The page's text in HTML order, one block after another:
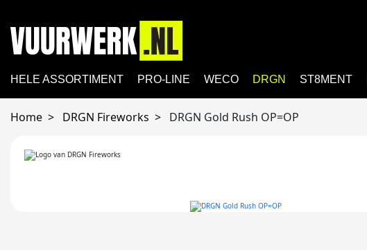
HELE ASSORTIMENT PRO-LINE WECO DRGN ST8MENT
Home DRGN Fireworks DRGN Gold Rush OP=OP